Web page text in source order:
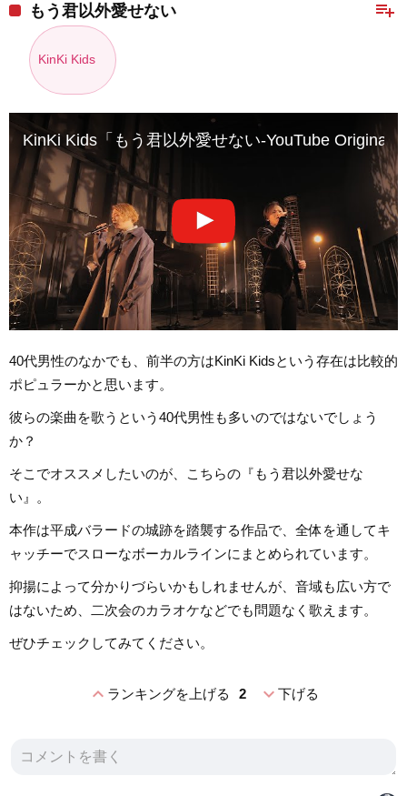
playlist_add
もう君以外愛せない
KinKi Kids
KinKi Kids「もう君以外愛せない-YouTube Original
40代男性のなかでも、前半の方はKinKi Kidsという存在は比較的
ポピュラーかと思います。
彼らの楽曲を歌うという40代男性も多いのではないでしょう
か？
そこでオススメしたいのが、こちらの『もう君以外愛せな
い』。
本作は平成バラードの城跡を踏襲する作品で、全体を通してキ
ャッチーでスローなボーカルラインにまとめられています。
抑揚によって分かりづらいかもしれませんが、音域も広い方で
はないため、二次会のカラオケなどでも問題なく歌えます。
ぜひチェックしてみてください。
expand_lessランキングを上げる 2 expand_more下げる